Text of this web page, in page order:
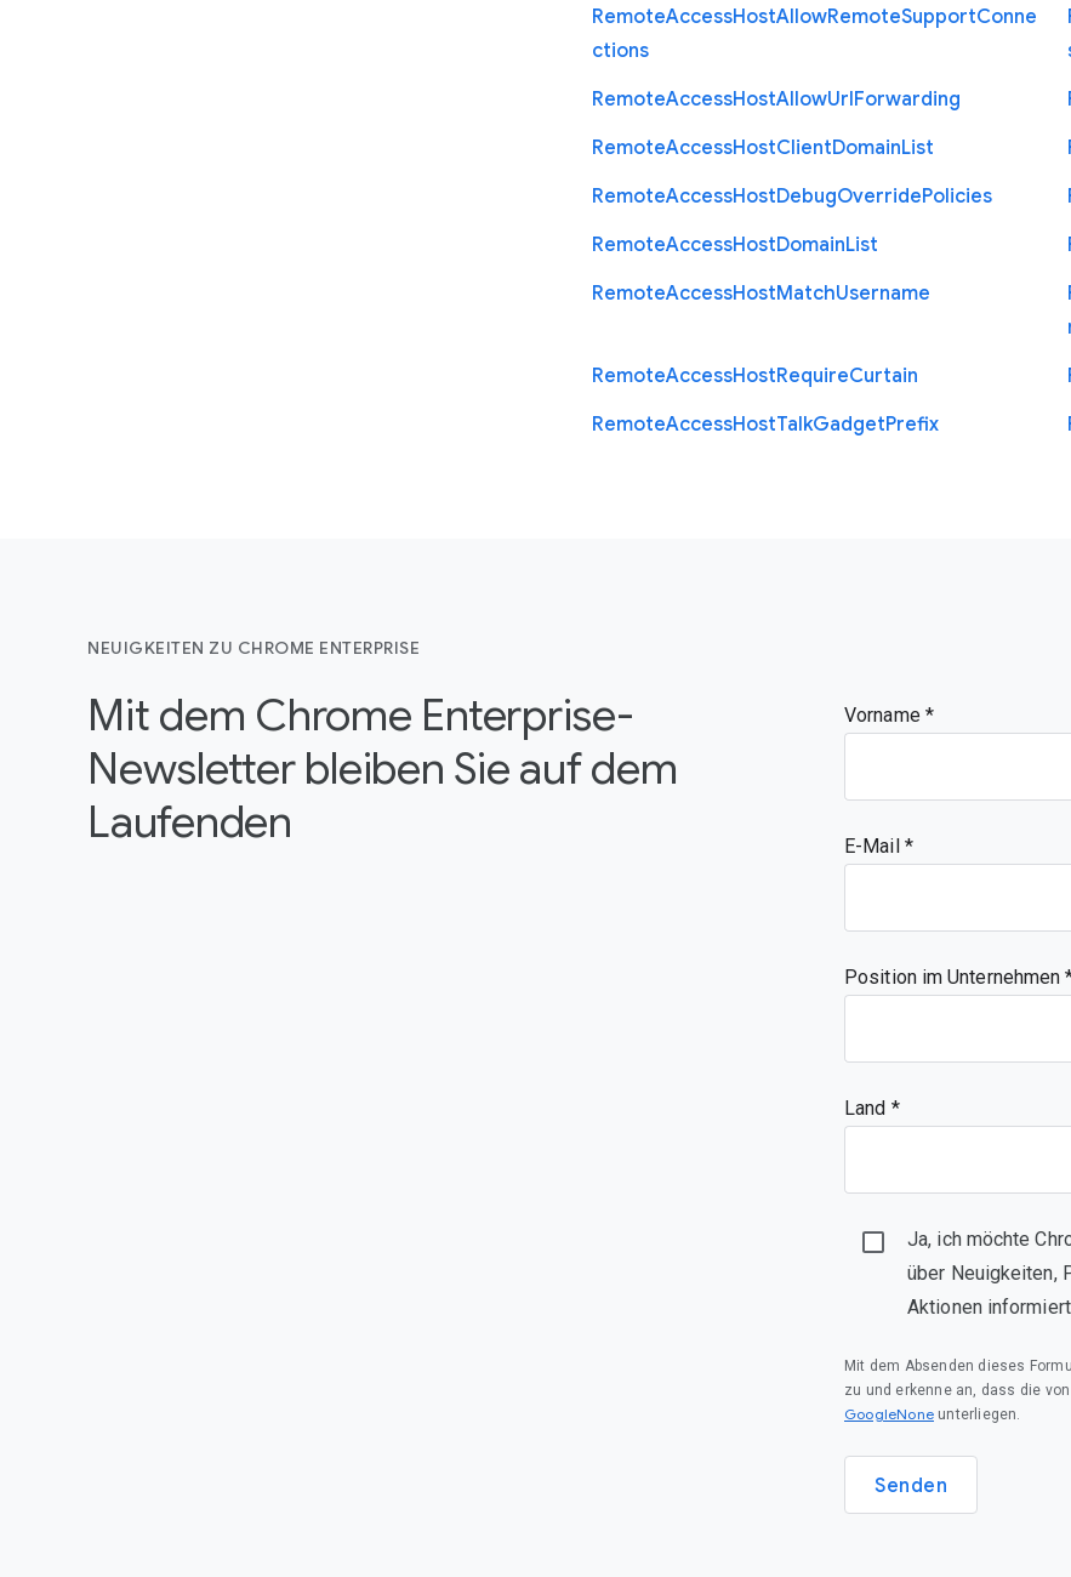
RemoteAccessHostAllowRemoteSupportConne
ctions
RemoteAccessHostAllowUrlForwarding
RemoteAccessHostClientDomainList
RemoteAccessHostDebugOverridePolicies
RemoteAccessHostDomainList
RemoteAccessHostMatchUsername
RemoteAccessHostRequireCurtain
RemoteAccessHostTalkGadgetPrefix
NEUIGKEITEN ZU CHROME ENTERPRISE
Mit dem Chrome Enterprise-
Newsletter bleiben Sie auf dem
Laufenden
Vorname
E-Mail
Position im Unternehmen
Land *
Ja, ich möchte
über Neuigkeiten,
Aktionen
Mit dem Absenden dieses
zu und erkenne an, dass die
GoogleNone unterliegen.
Senden